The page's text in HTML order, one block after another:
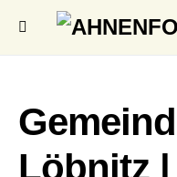
Löbnitz